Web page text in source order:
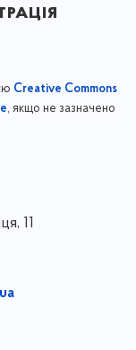
Creative Commons
, якщо не зазначено
11